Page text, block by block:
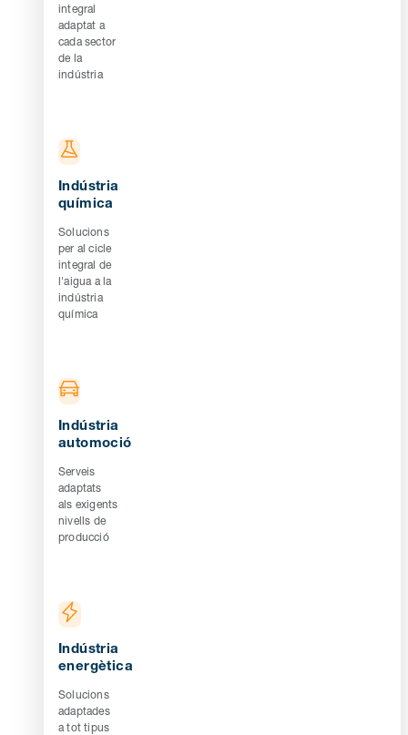
integral
adaptat a
cada sector
de la
indústria
Indústria
química
Solucions
per al cicle
integral de
l'aigua a la
indústria
química
Indústria
automoció
Serveis
adaptats
als exigents
nivells de
producció
Indústria
energètica
Solucions
adaptades
a tot tipus